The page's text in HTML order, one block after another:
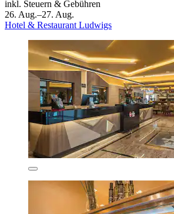
inkl. Steuern & Gebühren
26. Aug.–27. Aug.
Hotel & Restaurant Ludwigs